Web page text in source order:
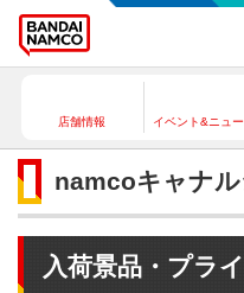
店舗情報 イベント&ニュー
namcoキャナ
入荷景品・プラ